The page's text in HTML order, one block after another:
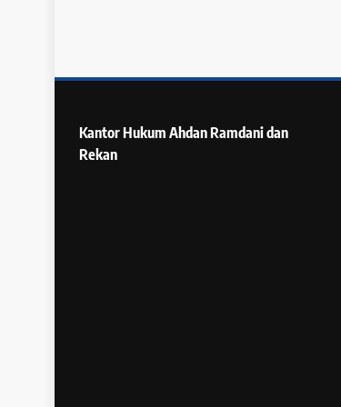
Kantor Hukum Ahdan Ramdani dan
Rekan